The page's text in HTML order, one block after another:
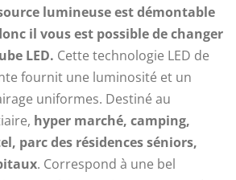
lumineuse est démontable
il vous est possible de changer
LED. Cette technologie LED de
fournit une luminosité et un
uniformes. Destiné au
hyper marché, camping,
parc des résidences séniors,
. Correspond à une bel